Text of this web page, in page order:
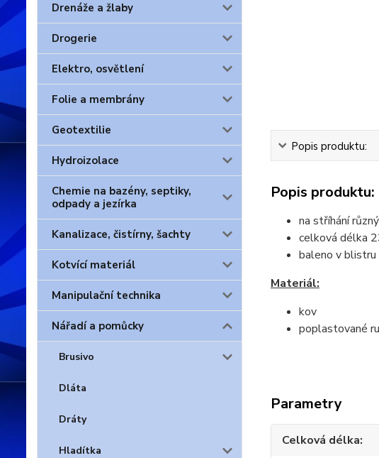
Drenáže a žlaby
Drogerie
Elektro, osvětlení
Folie a membrány
Geotextilie
Hydroizolace
Chemie na bazény, septiky,
odpady a jezírka
Kanalizace, čistírny, šachty
Kotvící materiál
Manipulační technika
Nářadí a pomůcky
Brusivo
Dláta
Dráty
Hladítka
Popis produktu:
Popis produktu:
na stříhání
celková délka
baleno v blistru
Materiál:
kov
poplastované
Parametry
Celková délka